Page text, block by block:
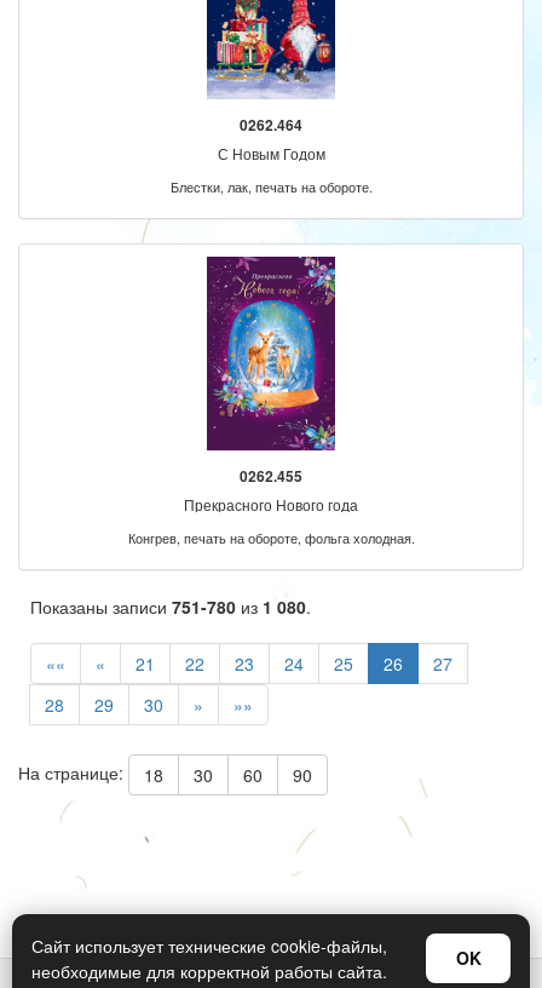
0262.464
С Новым Годом
Блестки, лак, печать на обороте.
0262.455
Прекрасного Нового года
Конгрев, печать на обороте, фольга холодная.
Показаны записи 751-780 из 1 080.
«« « 21 22 23 24 25 26
27
28
29 30 » »»
На странице: 18 30 60 90
Сайт использует технические cookie-файлы,
необходимые для корректной работы сайта.
OK